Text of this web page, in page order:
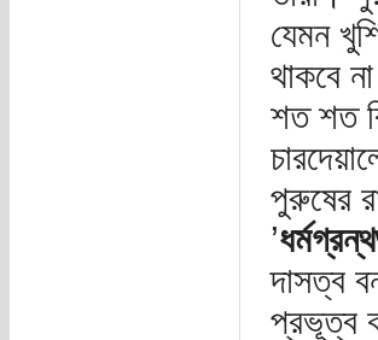
যেমন
থাকবে
শত শত
পুরুষের
’
দাসত্ব
প্রভূত্ব